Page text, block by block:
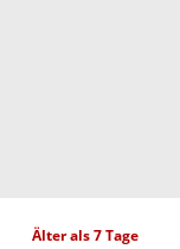
Älter als 7 Tage